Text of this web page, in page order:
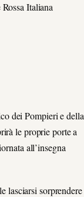
Italiana
dei Pompieri e della
le proprie porte a
all’insegna
lasciarsi sorprendere